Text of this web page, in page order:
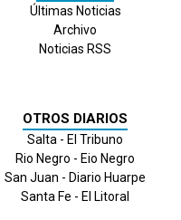
Últimas Noticias
Archivo
Noticias RSS
OTROS DIARIOS
Salta - El Tribuno
Rio Negro - Eio Negro
San Juan - Diario Huarpe
Santa Fe - El Litoral